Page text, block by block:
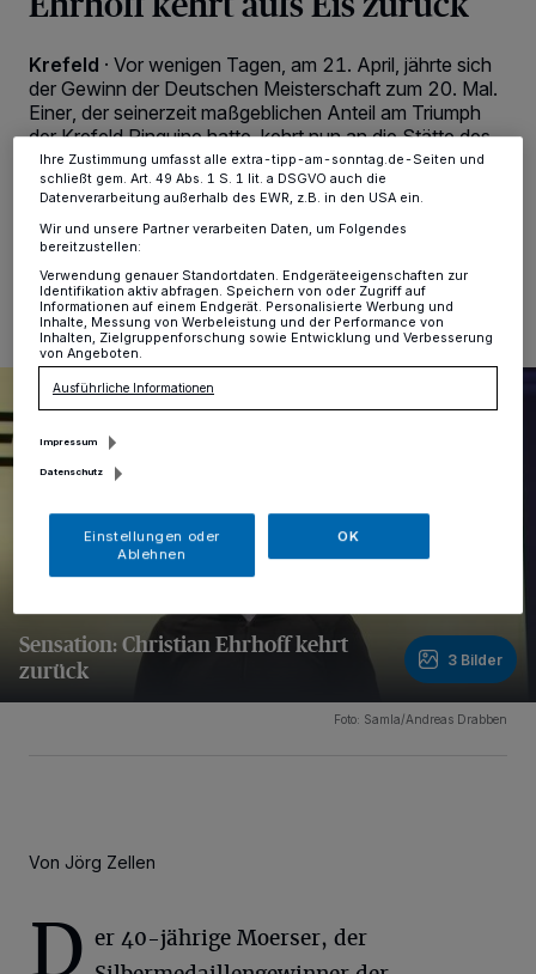
Krefeld · Vor wenigen Tagen, am 21. April, jährte sich
der Gewinn der Deutschen Meisterschaft zum 20. Mal.
Einer, der seinerzeit maßgeblichen Anteil am Triumph
der Krefeld Pinguine hatte, kehrt nun an die Stätte des
Erfolgs zurück: Christian Ehrhoff.
Sensation: Christian Ehrhoff kehrt
zurück
3 Bilder
Foto: Samla/Andreas Drabben
Von Jörg Zellen
D er 40-jährige Moerser, der
Zwecke. Wenn Tracker deaktiviert sind, sind manche Inhalte und
ändern oder Ihre Einwilligung zu widerrufen, indem Sie auf den Link
Einstellungen oder Ablehnen am unteren Rand der Webseite klicken.
Ihre Einstellungen gelten innerhalb unseres Website. Weitere
Informationen finden Sie in unserer Datenschutzerklärung.
Ihre Zustimmung umfasst alle extra-tipp-am-sonntag.de-Seiten und
schließt gem. Art. 49 Abs. 1 S. 1 lit. a DSGVO auch die
Datenverarbeitung außerhalb des EWR, z.B. in den USA ein.
Wir und unsere Partner verarbeiten Daten, um Folgendes
bereitzustellen:
Verwendung genauer Standortdaten. Endgeräteeigenschaften zur
Identifikation aktiv abfragen. Speichern von oder Zugriff auf
Informationen auf einem Endgerät. Personalisierte Werbung und
Inhalte, Messung von Werbeleistung und der Performance von
Inhalten, Zielgruppenforschung sowie Entwicklung und Verbesserung
von Angeboten.
Ausführliche Informationen
Impressum
Datenschutz
Einstellungen oder
Ablehnen
OK